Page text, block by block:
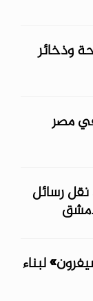
وذخائر
مصر
نقل رسائل
دمشق
لبناء